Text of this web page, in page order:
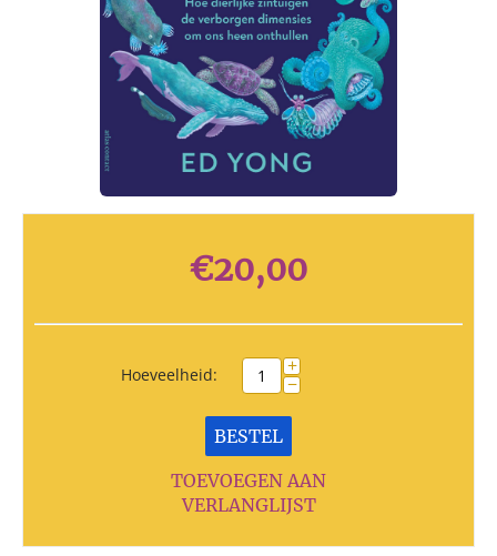
€20,00
Hoeveelheid: +
−
BESTEL
TOEVOEGEN AAN
VERLANGLIJST